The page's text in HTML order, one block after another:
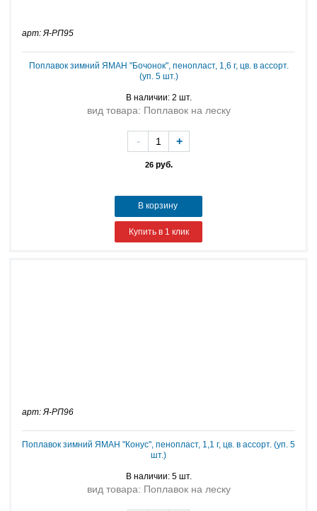
арт: Я-РП95
Поплавок зимний ЯМАН "Бочонок", пенопласт, 1,6 г, цв. в ассорт.
(уп. 5 шт.)
В наличии: 2 шт.
вид товара: Поплавок на леску
26руб.
- +
В корзину
Купить в 1 клик
арт: Я-РП96
Поплавок зимний ЯМАН "Конус", пенопласт, 1,1 г, цв. в ассорт. (уп. 5
шт.)
В наличии: 5 шт.
вид товара: Поплавок на леску